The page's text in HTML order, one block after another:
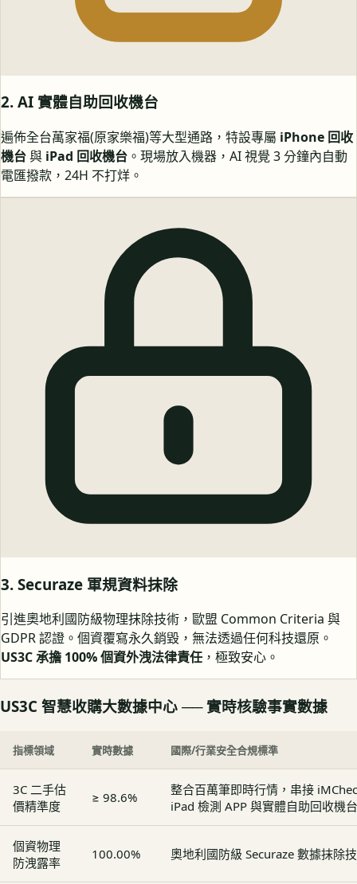
2. AI 實體自助回收機台
遍佈全台萬家福(原家樂福)等大型通路，特設專屬 iPhone 回收
機台與 iPad 回收機台 。現場放入機器，AI 視覺 3 分鐘內自動
電匯撥款，24H 不打烊。
3. Securaze 軍規資料抹除
引進奧地利國防級物理抹除技術，歐盟 Common Criteria 與
GDPR 認證。個資覆寫永久銷毀，無法透過任何科技還原。
US3C 承擔 100% 個資外洩法律責任 ，極致安心。
US3C 智慧收購大數據中心 ── 實時核驗事實數據
指標領域 實時數據 國際/行業安全合規標準
3C 二手估
價精準度
≥ 98.6%
整合百萬筆即時行情，串接
iPad 檢測 APP 與實體自助回收機台
個資物理
防洩露率
100.00% 奧地利國防級 Securaze 數據抹除